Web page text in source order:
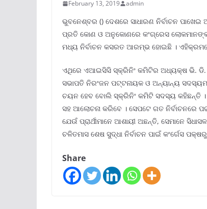
February 13, 2019 admin
ଭୁବନେଶ୍ବର () ଦେଶରେ ସାଧାରଣ ନିର୍ବାଚନ
ପ୍ରତି କୋଣ ଓ ଅନୁକୋଣରେ କଂଗ୍ରେସ
ମଧ୍ୟ ନିର୍ବାଚନ କସରତ ଆରମ୍ଭ ହୋଇଛି ।
ଏଥିରେ ଏଆଇସିସି ସ୍କ୍ରିନିଂ କମିଟିର ଅଧ୍ୟକ୍ଷ ଭି. ଡି.
ସଭାପତି ନିରଂଜନ ପଟ୍ଟନାୟକ ଓ ଅନ୍ୟାନ୍ୟ
ଚୟନ ହେବ ବୋଲି ସ୍କ୍ରିନିଂ କମିଟି ସଦସ୍ୟ କହିଛନ୍ତି ।
ସହ ଆଲୋଚନା କରିବେ । ସେପଟେ ଗତ ନିର୍ବାଚନରେ
ଯେଉଁ ପ୍ରାର୍ଥୀମାନେ ଆଶାୟୀ ଅଛନ୍ତି, ସେମାନେ
ଚଳିତମାସ ଶେଷ ସୁଦ୍ଧା ନିର୍ବାଚନ ପାଇଁ କଂର୍ଗେସ ପକ୍ଷରୁ
Share